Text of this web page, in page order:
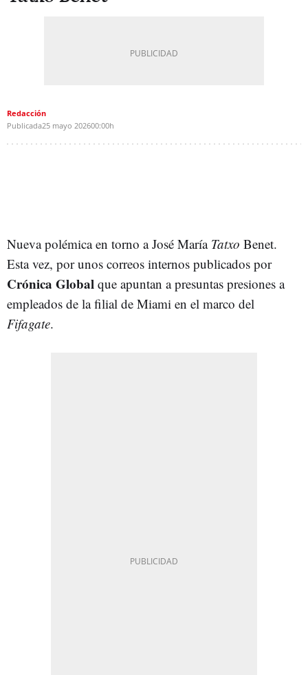
Redacción
Publicada25 mayo 202600:00h
Nueva polémica en torno a José María Tatxo Benet.
Esta vez, por unos correos internos publicados por
Crónica Global que apuntan a presuntas presiones a
empleados de la filial de Miami en el marco del
Fifagate.